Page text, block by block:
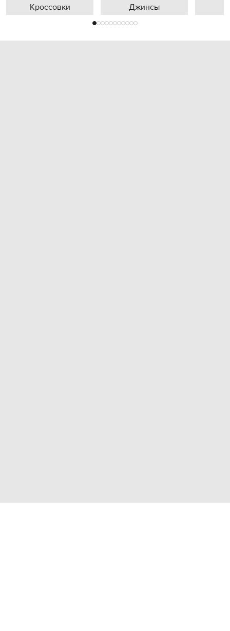
Кроссовки Джинсы